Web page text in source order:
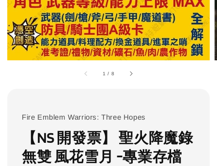
1 / 8
Fire Emblem Warriors: Three Hopes
【NS 開發票】 聖火降魔錄
無雙 風花雪月 -專業存檔